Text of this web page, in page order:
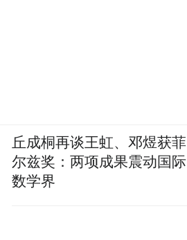
丘成桐再谈王虹、邓煜获菲
尔兹奖：两项成果震动国际
数学界